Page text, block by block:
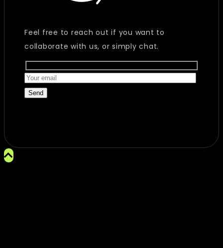
Feel free to reach out if you want to
collaborate with us, or simply chat.
Send